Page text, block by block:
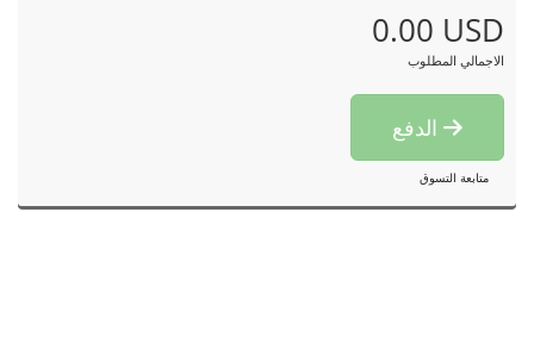
0.00 USD
الاجمالي المطلوب
متابعة التسوق